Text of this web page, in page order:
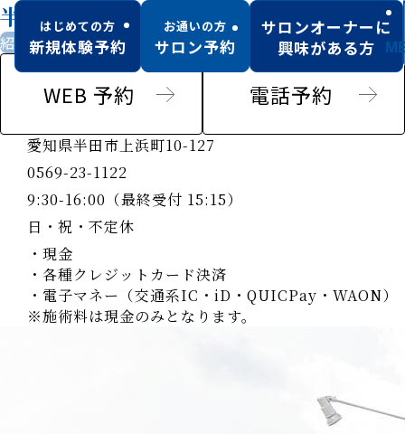
半田店
紹介のみ男性可駐車場あり
WEB 予約 電話予約
愛知県半田市上浜町10-127
0569-23-1122
9:30-16:00（最終受付 15:15）
日・祝・不定休
・現金
・各種クレジットカード決済
・電子マネー（交通系IC・iD・QUICPay・WAON）
※施術料は現金のみとなります。
はじめての方
新規体験予約
お通いの方
サロン予約
サロンオーナーに
興味がある方